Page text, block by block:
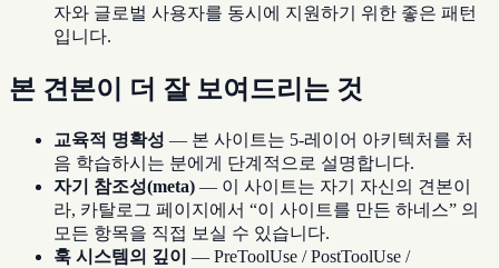
자와 글로벌 사용자를 동시에 지원하기 위한 좋은 패턴
입니다.
본 견본이 더 잘 보여드리는 것
교육적 명확성 — 본 사이트는 5-레이어 아키텍처를 처
음 학습하시는 분에게 단계적으로 설명합니다.
자기 참조성(meta) — 이 사이트는 자기 자신의 견본이
라, 카탈로그 페이지에서 “이 사이트를 만든 하네스” 의
모든 항목을 직접 보실 수 있습니다.
훅 시스템의 깊이 — PreToolUse / PostToolUse /